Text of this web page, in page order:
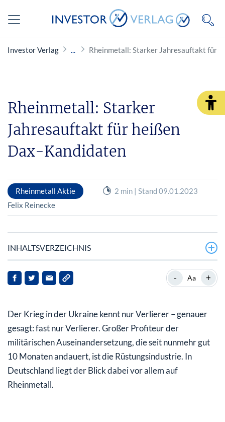
Investor Verlag Rheinmetall: Starker Jahresauftakt für
Rheinmetall: Starker
Jahresauftakt für heißen
Dax-Kandidaten
Rheinmetall Aktie
2 min | Stand 09.01.2023
Felix Reinecke
INHALTSVERZEICHNIS
Marder-Entscheidung beflügelt Rheinmetall Aktie
Vorläufige Zahlen lassen auf neue Rekorde hoffen –
Analysten raten zum Kauf
- Aa +
Der Krieg in der Ukraine kennt nur Verlierer – genauer
gesagt: fast nur Verlierer. Großer Profiteur der
militärischen Auseinandersetzung, die seit nunmehr gut
10 Monaten andauert, ist die Rüstungsindustrie. In
Deutschland liegt der Blick dabei vor allem auf
Rheinmetall.